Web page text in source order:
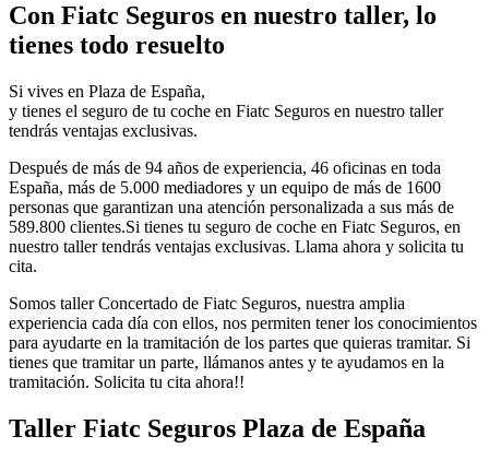
Con Fiatc Seguros en nuestro taller, lo
tienes todo resuelto
Si vives en Plaza de España,
y tienes el seguro de tu coche en Fiatc Seguros en nuestro taller
tendrás ventajas exclusivas.
Después de más de 94 años de experiencia, 46 oficinas en toda
España, más de 5.000 mediadores y un equipo de más de 1600
personas que garantizan una atención personalizada a sus más de
589.800 clientes.Si tienes tu seguro de coche en Fiatc Seguros, en
nuestro taller tendrás ventajas exclusivas. Llama ahora y solicita tu
cita.
Somos taller Concertado de Fiatc Seguros, nuestra amplia
experiencia cada día con ellos, nos permiten tener los conocimientos
para ayudarte en la tramitación de los partes que quieras tramitar. Si
tienes que tramitar un parte, llámanos antes y te ayudamos en la
tramitación. Solicita tu cita ahora!!
Taller Fiatc Seguros Plaza de España